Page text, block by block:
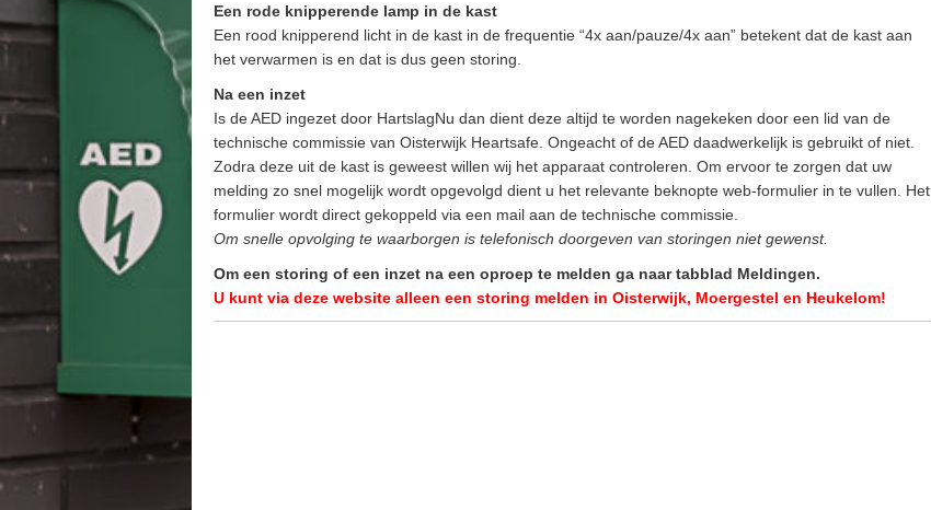
Een rode knipperende lamp in de kast
Een rood knipperend licht in de kast in de frequentie “4x aan/pauze/4x aan” betekent dat de kast aan
het verwarmen is en dat is dus geen storing.
Na een inzet
Is de AED ingezet door HartslagNu dan dient deze altijd te worden nagekeken door een lid van de
technische commissie van Oisterwijk Heartsafe. Ongeacht of de AED daadwerkelijk is gebruikt of niet.
Zodra deze uit de kast is geweest willen wij het apparaat controleren. Om ervoor te zorgen dat uw
melding zo snel mogelijk wordt opgevolgd dient u het relevante beknopte web-formulier in te vullen. Het
formulier wordt direct gekoppeld via een mail aan de technische commissie.
Om snelle opvolging te waarborgen is telefonisch doorgeven van storingen niet gewenst.
Om een storing of een inzet na een oproep te melden ga naar tabblad Meldingen.
U kunt via deze website alleen een storing melden in Oisterwijk, Moergestel en Heukelom!